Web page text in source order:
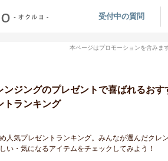
受付中の質問
本ページはプロモーションを含みま
ンジングのプレゼントで喜ばれるお
トランキング
人気プレゼントランキング。みんなが選んだクレ
い・気になるアイテムをチェックしてみよう！